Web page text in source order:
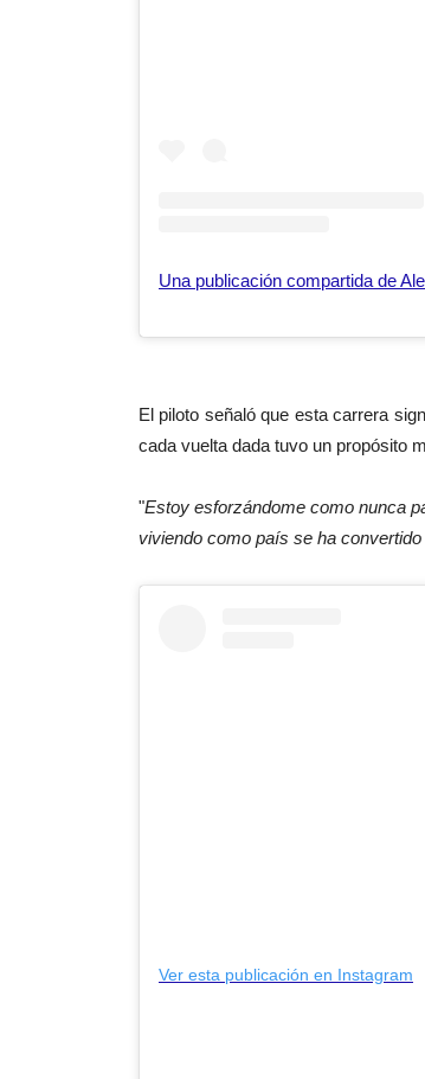
El piloto señaló que esta carrera
cada vuelta dada tuvo un propósito
"Estoy esforzándome como nunca
viviendo como país se ha
Ver esta publicación en Instagram